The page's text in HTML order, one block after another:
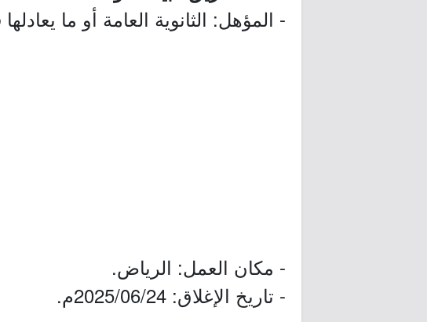
- المؤهل: الثانوية العامة أو ما
- مكان العمل: الرياض.
- تاريخ الإغلاق: 2025/06/24م.